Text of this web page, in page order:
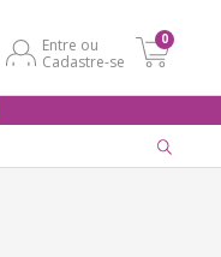
Entre ou
Cadastre-se
0